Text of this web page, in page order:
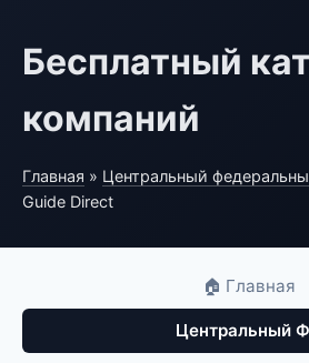
Бесплатный
компаний
Главная » Центральный
Guide Direct
🏠 Главная
Центральный